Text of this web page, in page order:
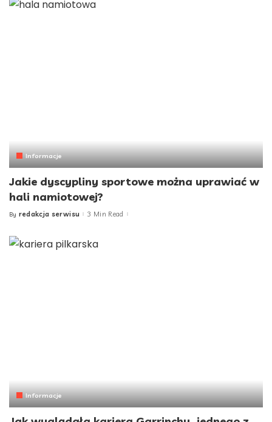
Informacje
Jakie dyscypliny sportowe można uprawiać w
hali namiotowej?
Posted
By redakcja serwisu 3 Min Read
Informacje